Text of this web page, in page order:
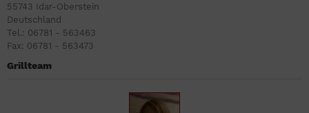
55743 Idar-Oberstein
Deutschland
Tel.: 06781 - 563463
Fax: 06781 - 563473
Grillteam